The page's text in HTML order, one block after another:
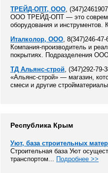
ТРЕЙД-ОПТ, ООО, (347)2461907
ООО ТРЕЙД-ОПТ — это
оборудования и инструментов.
Италколор, ООО, 8(347)246-47-
Компания-производитель и
покрытиях. Подразделения
ТД Альянс-строй, (347)292-79-
«Альянс-строй» — магазин,
смеси и другие
Республика Крым
Уют, база строительных
Строительная база Уют
транспортом... Подробнее >>